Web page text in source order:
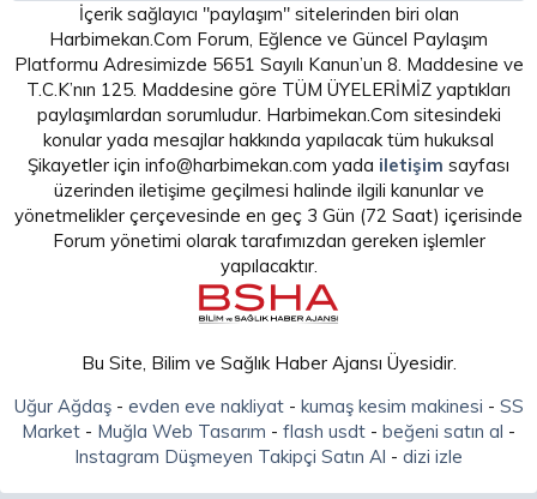
İçerik sağlayıcı "paylaşım" sitelerinden biri olan
Harbimekan.Com Forum, Eğlence ve Güncel Paylaşım
Platformu Adresimizde 5651 Sayılı Kanun’un 8. Maddesine ve
T.C.K’nın 125. Maddesine göre TÜM ÜYELERİMİZ yaptıkları
paylaşımlardan sorumludur. Harbimekan.Com sitesindeki
konular yada mesajlar hakkında yapılacak tüm hukuksal
Şikayetler için info@harbimekan.com yada iletişim sayfası
üzerinden iletişime geçilmesi halinde ilgili kanunlar ve
yönetmelikler çerçevesinde en geç 3 Gün (72 Saat) içerisinde
Forum yönetimi olarak tarafımızdan gereken işlemler
yapılacaktır.
Bu Site, Bilim ve Sağlık Haber Ajansı Üyesidir.
Uğur Ağdaş- evden eve nakliyat- kumaş kesim makinesi - SS
Market - Muğla Web Tasarım - flash usdt - beğeni satın al -
Instagram Düşmeyen Takipçi Satın Al - dizi izle